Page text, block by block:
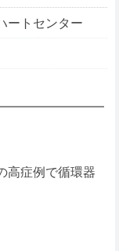
トセンター
高症例で循環器